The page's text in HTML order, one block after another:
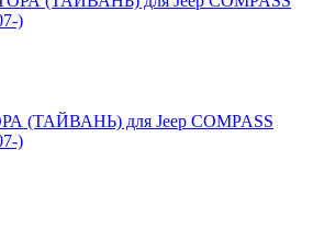
для Jeep COMPASS
)